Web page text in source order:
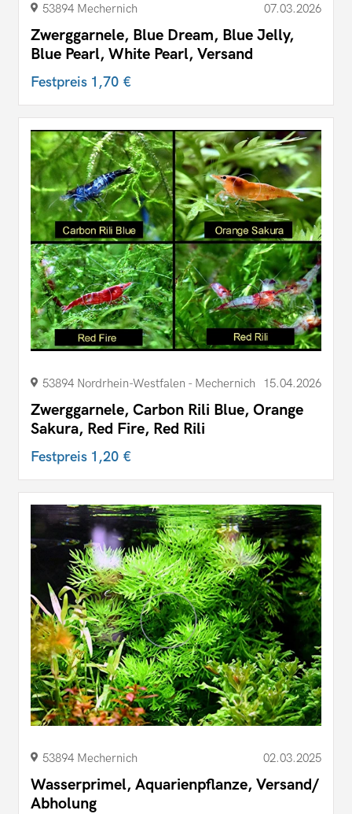
53894 Mechernich 07.03.2026
Zwerggarnele, Blue Dream, Blue Jelly,
Blue Pearl, White Pearl, Versand
Festpreis 1,70 €
53894 Nordrhein-Westfalen - Mechernich 15.04.2026
Zwerggarnele, Carbon Rili Blue, Orange
Sakura, Red Fire, Red Rili
Festpreis 1,20 €
53894 Mechernich 02.03.2025
Wasserprimel, Aquarienpflanze, Versand/
Abholung